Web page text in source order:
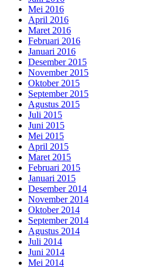
Mei 2016
April 2016
Maret 2016
Februari 2016
Januari 2016
Desember 2015
November 2015
Oktober 2015
September 2015
Agustus 2015
Juli 2015
Juni 2015
Mei 2015
April 2015
Maret 2015
Februari 2015
Januari 2015
Desember 2014
November 2014
Oktober 2014
September 2014
Agustus 2014
Juli 2014
Juni 2014
Mei 2014